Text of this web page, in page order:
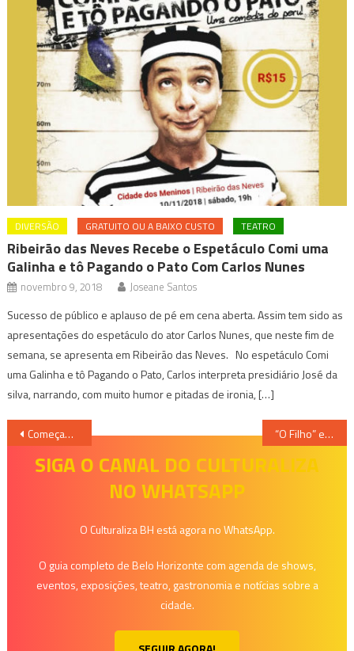
DIVERSÃO GRATUITO OU A BAIXO CUSTO TEATRO
Ribeirão das Neves Recebe o Espetáculo Comi uma
Galinha e tô Pagando o Pato Com Carlos Nunes
novembro 9, 2018 Joseane Santos
Sucesso de público e aplauso de pé em cena aberta. Assim tem sido as
apresentações do espetáculo do ator Carlos Nunes, que neste fim de
semana, se apresenta em Ribeirão das Neves. No espetáculo Comi
uma Galinha e tô Pagando o Pato, Carlos interpreta presidiário José da
silva, narrando, com muito humor e pitadas de ironia, […]
Navegação
Começam as batalhas do concurso Rainha do Pedro Leopoldo Rodeio Show 2026 “O Filho” estreia em BH com montagem inédita sobre depressão entre jovens
SIGA O CANAL DO CULTURALIZA
NO WHATSAPP
O Culturaliza BH está agora no WhatsApp.
O guia completo de Belo Horizonte com agenda de shows,
eventos, exposições, teatro, gastronomia e notícias sobre a
cidade.